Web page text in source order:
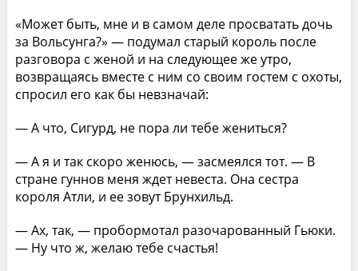
«Может быть, мне и в самом деле просватать дочь
за Вольсунга?» — подумал старый король после
разговора с женой и на следующее же утро,
возвращаясь вместе с ним со своим гостем с охоты,
спросил его как бы невзначай:
— А что, Сигурд, не пора ли тебе жениться?
— А я и так скоро женюсь, — засмеялся тот. — В
стране гуннов меня ждет невеста. Она сестра
короля Атли, и ее зовут Брунхильд.
— Ах, так, — пробормотал разочарованный Гьюки.
— Ну что ж, желаю тебе счастья!